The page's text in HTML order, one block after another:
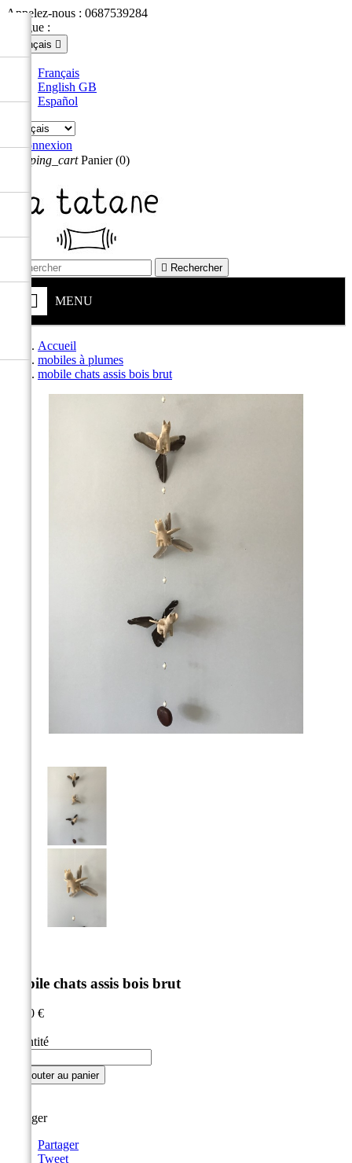
Appelez-nous : 0687539284
Langue :
Français 
Français
English GB
Español
 Connexion
shopping_cart Panier (0)
 Rechercher
MENU
Accueil
mobiles à plumes
mobile chats assis bois brut
mobile chats assis bois brut
23,00 €
Quantité
Ajouter au panier
Partager
Partager
Tweet